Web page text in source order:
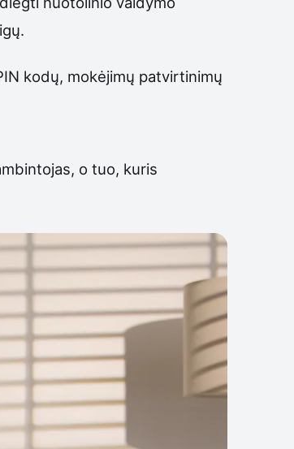
kodų, mokėjimų patvirtinimų
o tuo, kuris